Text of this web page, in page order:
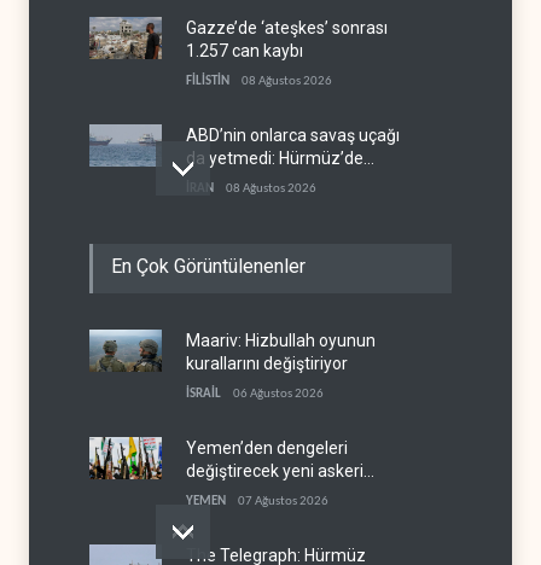
Gazze’de ‘ateşkes’ sonrası
1.257 can kaybı
FİLİSTİN 08 Ağustos 2026
ABD’nin onlarca savaş uçağı
da yetmedi: Hürmüz’de
gemi vuruldu
İRAN 08 Ağustos 2026
'Arap projesi' uyarısı
Mossad’ın İran'a karşı Kürt
planı neden çöktü?
08 Ağustos 2026
En Çok Görüntülenenler
Maariv: Hizbullah oyunun
kurallarını değiştiriyor
İSRAİL 06 Ağustos 2026
Yemen’den dengeleri
değiştirecek yeni askeri
denklem
YEMEN 07 Ağustos 2026
The Telegraph: Hürmüz